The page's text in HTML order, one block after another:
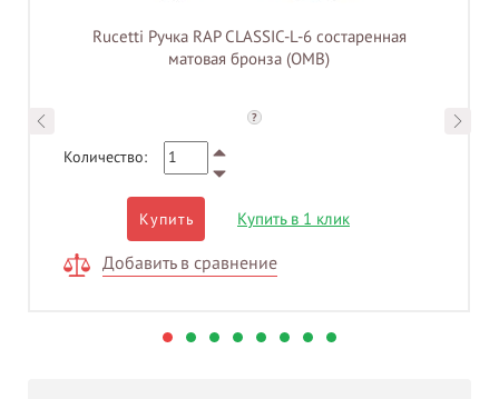
Rucetti Ручка RAP CLASSIC-L-6 состаренная
матовая бронза (OMB)
?
Количество:
Купить Купить в 1 клик
Добавить в сравнение